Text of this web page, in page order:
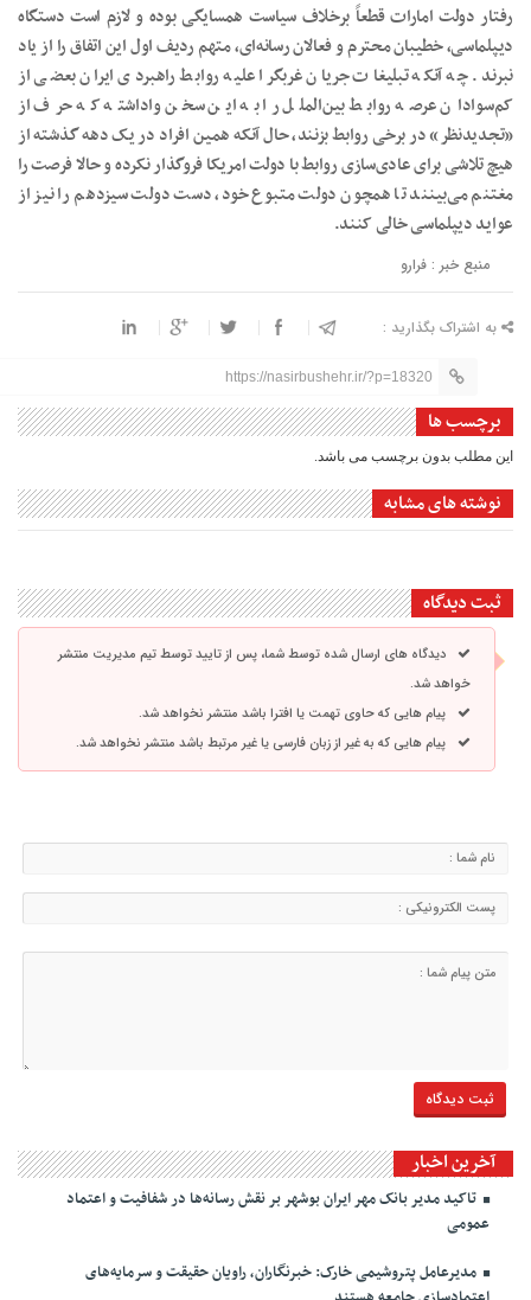
رفتار دولت امارات قطعاً برخلاف سیاست همسایگی بوده و لازم است دستگاه
دیپلماسی، خطیبان محترم و فعالان رسانه‌ای، متهم ردیف اول این اتفاق را از یاد
نبرند. چه آنکه تبلیغات جریان غربگرا علیه روابط راهبردی ایران بعضی از
کم‌سوادان عرصه روابط بین‌الملل را به این سخن واداشته که حرف از
«تجدیدنظر» در برخی روابط بزنند، حال آنکه همین افراد در یک دهه گذشته از
هیچ تلاشی برای عادی‌سازی روابط با دولت امریکا فروگذار نکرده و حالا فرصت را
مغتنم می‌بینند تا همچون دولت متبوع خود، دست دولت سیزدهم را نیز از
عواید دیپلماسی خالی کنند.
منبع خبر : فرارو
به اشتراک بگذارید :
https://nasirbushehr.ir/?p=18320
برچسب ها
این مطلب بدون برچسب می باشد.
نوشته های مشابه
ثبت دیدگاه
دیدگاه های ارسال شده توسط شما، پس از تایید توسط تیم مدیریت منتشر
خواهد شد.
پیام هایی که حاوی تهمت یا افترا باشد منتشر نخواهد شد.
پیام هایی که به غیر از زبان فارسی یا غیر مرتبط باشد منتشر نخواهد شد.
آخرین اخبار
تاکید مدیر بانک مهر ایران بوشهر بر نقش رسانه‌ها در شفافیت و اعتماد
عمومی
مدیرعامل پتروشیمی خارک: خبرنگاران، راویان حقیقت و سرمایه‌های